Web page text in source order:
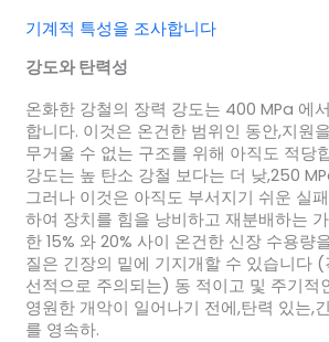
기계적 특성을 조사합니다
강도와 탄력성
온화한 강철의 장력 강도는 400 MPa 에
합니다. 이것은 온건한 범위인 동안,지원
무거울 수 없는 구조를 위해 아직도 적당
강도는 높 탄소 강철 보다는 더 낮,250
그러나 이것은 아직도 부서지기 쉬운 실
하여 장치를 힘을 낭비하고 재분배하는
한 15% 와 20% 사이 온건한 신장 수용량
질은 긴장의 밑에 기지개할 수 있습니다
선적으로 주의되는) 동 적이고 및 주기적
영원한 개악이 일어나기 전에,탄력 있는,
를 영속하.